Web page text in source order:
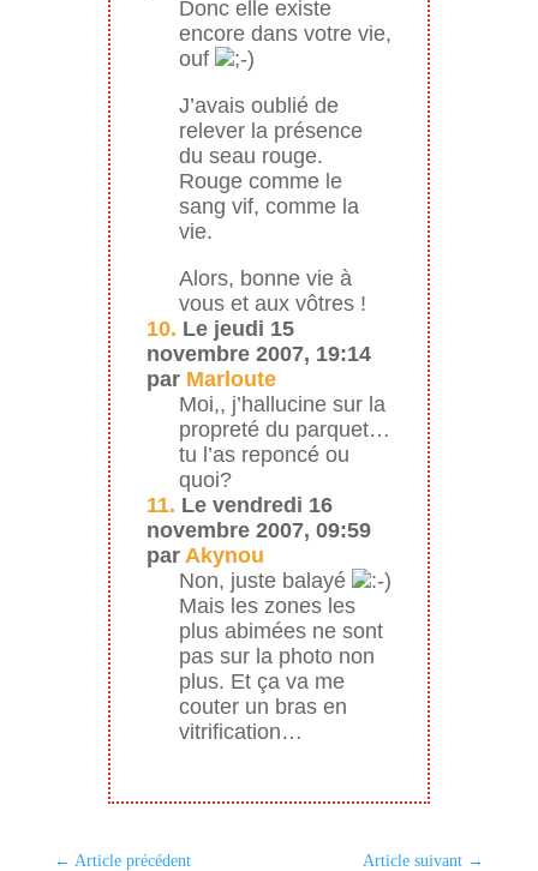
Donc elle existe
encore dans votre vie,
ouf
J’avais oublié de
relever la présence
du seau rouge.
Rouge comme le
sang vif, comme la
vie.
Alors, bonne vie à
vous et aux vôtres !
10. Le jeudi 15
novembre 2007, 19:14
par Marloute
Moi,, j’hallucine sur la
propreté du parquet…
tu l’as reponcé ou
quoi?
11. Le vendredi 16
novembre 2007, 09:59
par Akynou
Non, juste balayé
Mais les zones les
plus abimées ne sont
pas sur la photo non
plus. Et ça va me
couter un bras en
vitrification…
← Article précédent Article suivant →